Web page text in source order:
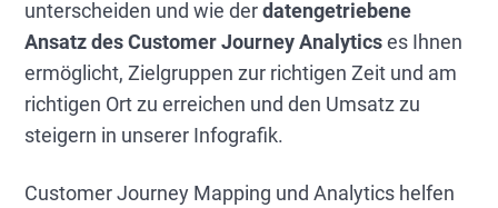
unterscheiden und wie derdatengetriebene
Ansatz des Customer Journey Analyticses Ihnen
ermöglicht, Zielgruppen zur richtigen Zeit und am
richtigen Ort zu erreichen und den Umsatz zu
steigern in unserer Infografik.
Customer Journey Mapping und Analytics helfen